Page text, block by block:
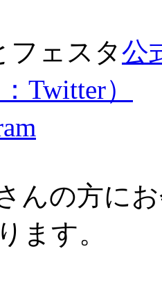
フェスタ公
Twitter）
んの方に
ます。